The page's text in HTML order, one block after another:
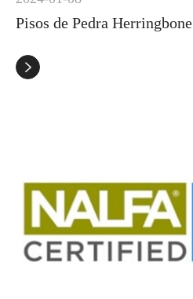
Pisos de Pedra Herringbone
